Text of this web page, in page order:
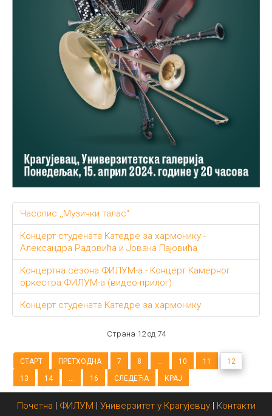
Часопис ,,Музички талас"
Концерт студената Катедре за хармонику -
Александра Радовића и Јованa Пајовићa
Концертна сезона ФИЛУМ-а - Концерт Камерног
оркестра ФИЛУМ-а (видео-прилог)
Концерт студената Катедре за хармонику
Страна 12 од 74
СТАРТ ПРЕТХОДНА 7 8 ... 10 11
12
13
14 ... 16 СЛЕДЕЋА КРАЈ
Почетна ФИЛУМ Универзитет у Крагујевцу| Контакти